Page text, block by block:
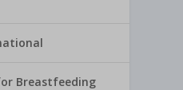
Breastfeeding